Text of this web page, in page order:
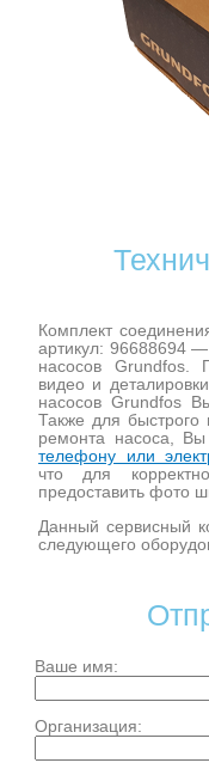
Комплект
артикул: 96688694
насосов Grundfos.
видео и
насосов Grundfos
Также для быстрого
ремонта насоса,
телефону или
что для
предоставить фото
Данный сервисный
следующего
Ваше имя:
Организация: